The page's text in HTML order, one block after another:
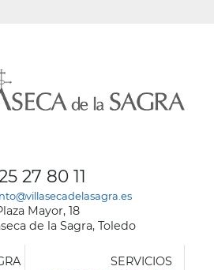
27 80 11
Mayor, 18
de la Sagra, Toledo
SERVICIOS